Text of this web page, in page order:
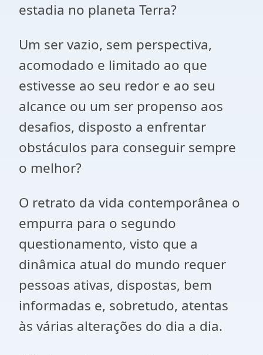
estadia no planeta Terra?
Um ser vazio, sem perspectiva,
acomodado e limitado ao que
estivesse ao seu redor e ao seu
alcance ou um ser propenso aos
desafios, disposto a enfrentar
obstáculos para conseguir sempre
o melhor?
O retrato da vida contemporânea o
empurra para o segundo
questionamento, visto que a
dinâmica atual do mundo requer
pessoas ativas, dispostas, bem
informadas e, sobretudo, atentas
às várias alterações do dia a dia.